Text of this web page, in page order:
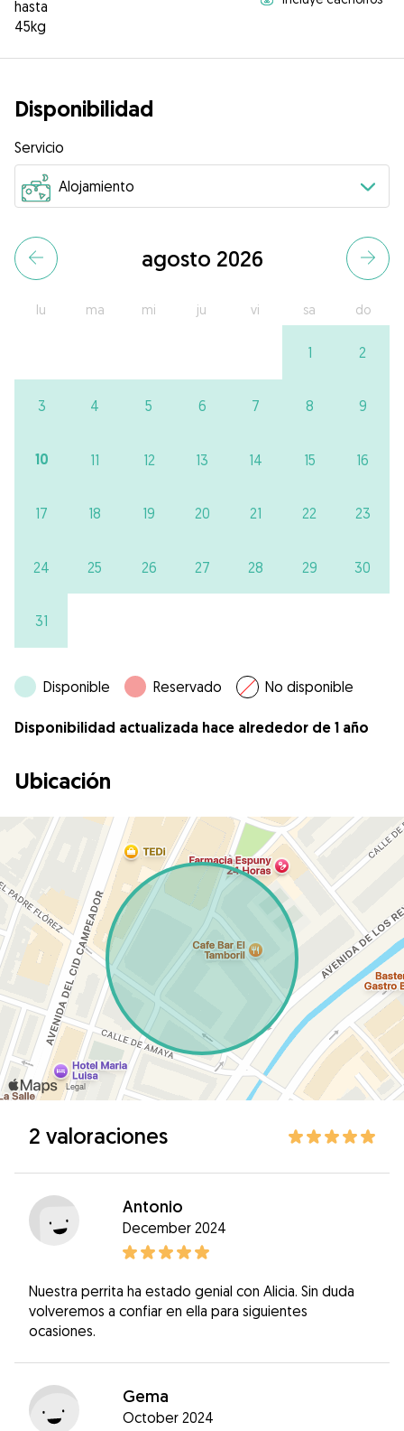
hasta
45kg
Disponibilidad
Servicio
agosto 2026
lu ma mi ju vi sa do
1 2
3 4 5 6 7 8 9
10 11 12 13 14 15 16
17 18 19 20 21 22 23
24 25 26 27 28 29 30
31
Disponible Reservado No disponible
Disponibilidad actualizada hace alrededor de 1 año
Ubicación
2 valoraciones
Antonio
December 2024
Nuestra perrita ha estado genial con Alicia. Sin duda
volveremos a confiar en ella para siguientes
ocasiones.
Gema
October 2024